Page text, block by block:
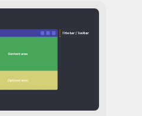
て、クリエイターがア
る際の自らの独自性の
ームへの適合方法、お
を考えます。